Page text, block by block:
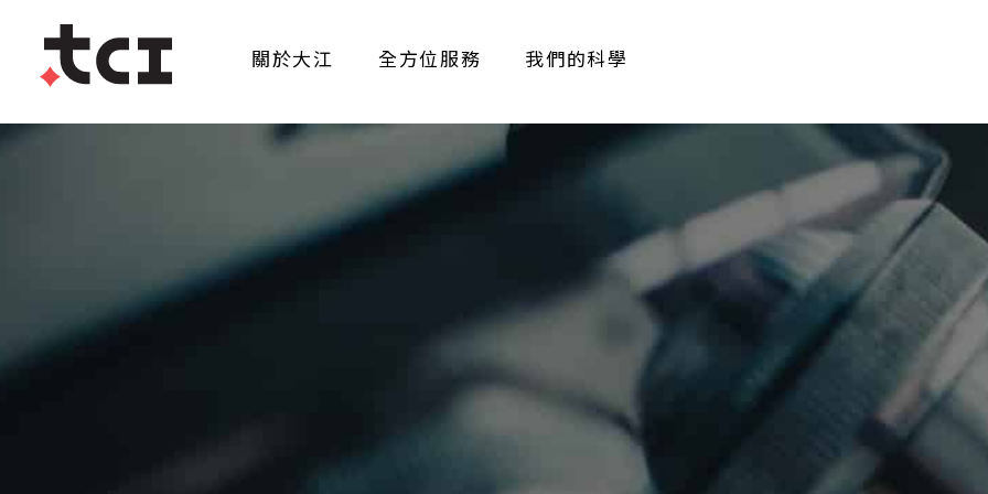
關於大江 全方位服務 我們的科學